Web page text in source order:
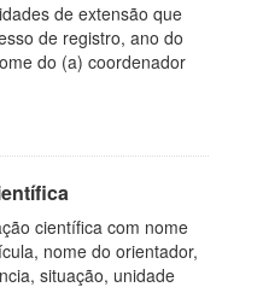
de extensão que
de registro, ano do
do (a) coordenador
científica com nome
nome do orientador,
situação, unidade